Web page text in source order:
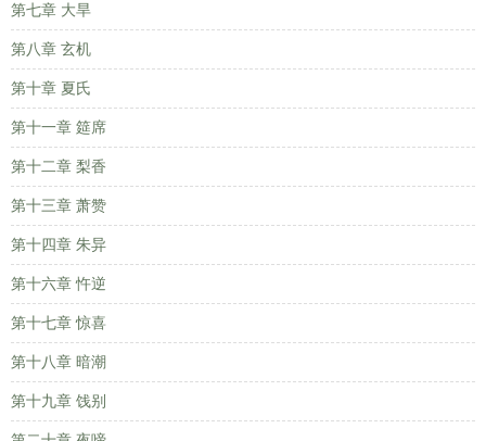
第七章 大旱
第八章 玄机
第十章 夏氏
第十一章 筵席
第十二章 梨香
第十三章 萧赞
第十四章 朱异
第十六章 忤逆
第十七章 惊喜
第十八章 暗潮
第十九章 饯别